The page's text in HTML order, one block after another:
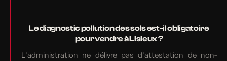
Le diagnostic pollution des sols est-il obligatoire
pour vendre à Lisieux ?
L'administration ne délivre pas d'attestation de non-